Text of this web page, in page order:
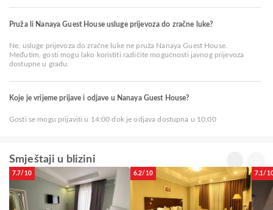
Pruža li Nanaya Guest House usluge prijevoza do zračne luke?
Ne, usluge prijevoza do zračne luke ne pruža Nanaya Guest House.
Međutim, gosti mogu lako koristiti različite mogućnosti javnog prijevoza
dostupne u gradu.
Koje je vrijeme prijave i odjave u Nanaya Guest House?
Gosti se mogu prijaviti u 14:00 dok je odjava dostupna u 10:00
Smještaji u blizini
7.7/10 6.2/10 7.1/